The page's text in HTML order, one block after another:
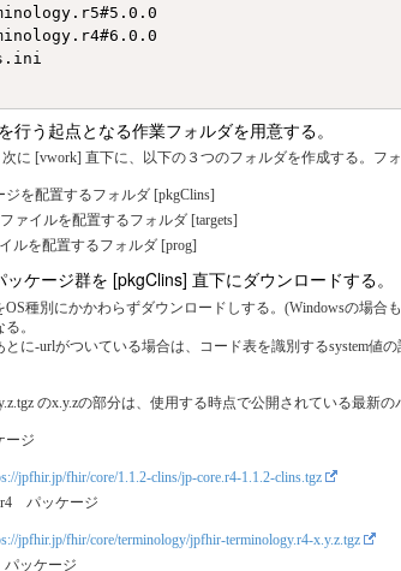
行う起点となる作業フォルダを用意する。
次に [vwork] 直下に、以下の３つのフォルダを作成する。
を配置するフォルダ [pkgClins]
ァイルを配置するフォルダ [targets]
ルを配置するフォルダ [prog]
ケージ群を [pkgClins] 直下にダウンロードする。
OS種別にかかわらずダウンロードしする。(Windowsの場
。
に-urlがついている場合は、コード表を識別するsystem
のx.y.zの部分は、使用する時点で公開されている最新
ージ
jpfhir.jp/fhir/core/1.1.2-clins/jp-core.r4-1.1.2-clins.tgz
パッケージ
jpfhir.jp/fhir/core/terminology/jpfhir-terminology.r4-x.y.z.tgz
ッケージ